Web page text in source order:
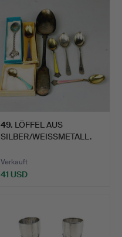
49. LÖFFEL AUS
SILBER/WEISSMETALL.
Verkauft
41 USD